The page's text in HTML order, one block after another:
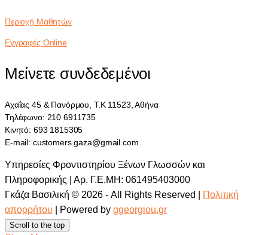
Περιοχή Μαθητών
Εγγραφές Online
Μείνετε συνδεδεμένοι
Αχαΐας 45 & Πανόρμου, Τ.Κ 11523, Αθήνα
Τηλέφωνο: 210 6911735
Κινητό: 693 1815305
E-mail: customers.gaza@gmail.com
Υπηρεσίες Φροντιστηρίου Ξένων Γλωσσών και
Πληροφορικής | Αρ. Γ.Ε.ΜΗ: 061495403000
Γκάζα Βασιλική © 2026 - All Rights Reserved |
Πολιτική
απορρήτου | Powered by ggeorgiou.gr
Scroll to the top